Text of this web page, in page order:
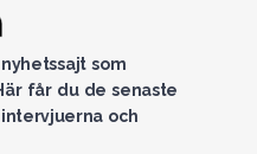
som
får du de senaste
och